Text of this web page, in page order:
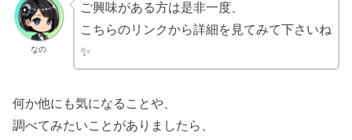
なの
ご興味がある方は是非一度、
こちらのリンクから詳細を見てみて下さいね
✨
何か他にも気になることや、
調べてみたいことがありましたら、